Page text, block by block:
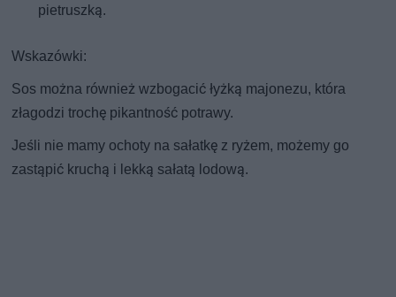
pietruszką.
Wskazówki:
Sos można również wzbogacić łyżką majonezu, która
złagodzi trochę pikantność potrawy.
Jeśli nie mamy ochoty na sałatkę z ryżem, możemy go
zastąpić kruchą i lekką sałatą lodową.